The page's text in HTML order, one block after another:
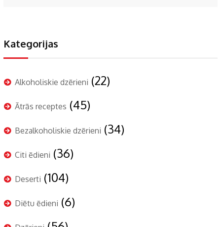
Kategorijas
Alkoholiskie dzērieni (22)
Ātrās receptes (45)
Bezalkoholiskie dzērieni (34)
Citi ēdieni (36)
Deserti (104)
Diētu ēdieni (6)